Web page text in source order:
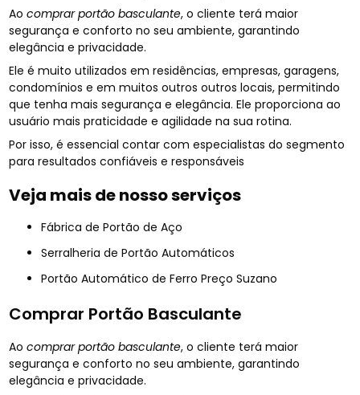
Aocomprar portão basculante, o cliente terá maior
segurança e conforto no seu ambiente, garantindo
elegância e privacidade.
Ele é muito utilizados em residências, empresas, garagens,
condomínios e em muitos outros outros locais, permitindo
que tenha mais segurança e elegância. Ele proporciona ao
usuário mais praticidade e agilidade na sua rotina.
Por isso, é essencial contar com especialistas do segmento
para resultados confiáveis e responsáveis
Veja mais de nosso serviços
Fábrica de Portão de Aço
Serralheria de Portão Automáticos
Portão Automático de Ferro Preço Suzano
Comprar Portão Basculante
Aocomprar portão basculante, o cliente terá maior
segurança e conforto no seu ambiente, garantindo
elegância e privacidade.